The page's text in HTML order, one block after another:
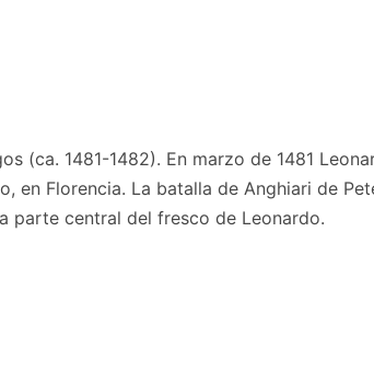
(ca. 1481-1482). En marzo de 1481
Florencia. La batalla de Anghiari de
parte central del fresco de Leonardo.